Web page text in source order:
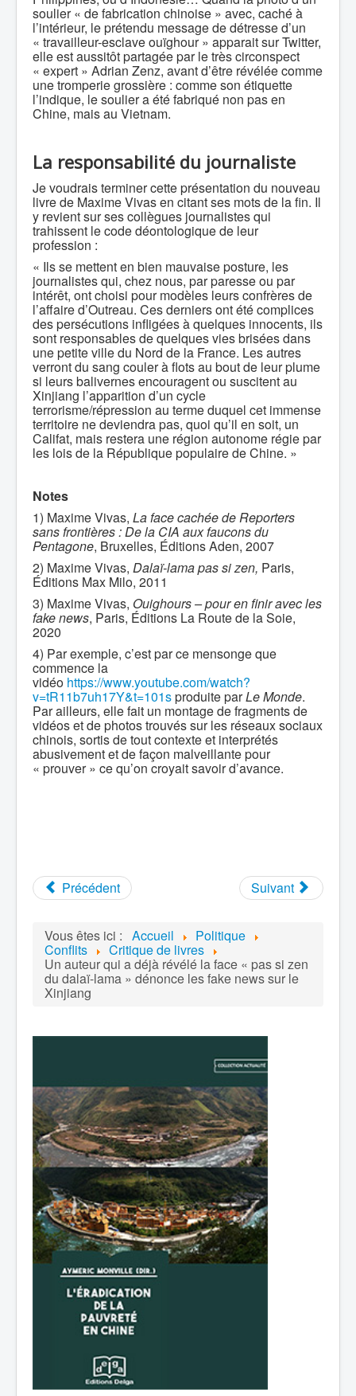
soulier « de fabrication chinoise » avec, caché à
l’intérieur, le prétendu message de détresse d’un
« travailleur-esclave ouïghour » apparait sur Twitter,
elle est aussitôt partagée par le très circonspect
« expert » Adrian Zenz, avant d’être révélée comme
une tromperie grossière : comme son étiquette
l’indique, le soulier a été fabriqué non pas en
Chine, mais au Vietnam.
La responsabilité du journaliste
Je voudrais terminer cette présentation du nouveau
livre de Maxime Vivas en citant ses mots de la fin. Il
y revient sur ses collègues journalistes qui
trahissent le code déontologique de leur
profession :
« Ils se mettent en bien mauvaise posture, les
journalistes qui, chez nous, par paresse ou par
intérêt, ont choisi pour modèles leurs confrères de
l’affaire d’Outreau. Ces derniers ont été complices
des persécutions infligées à quelques innocents, ils
sont responsables de quelques vies brisées dans
une petite ville du Nord de la France. Les autres
verront du sang couler à flots au bout de leur plume
si leurs balivernes encouragent ou suscitent au
Xinjiang l’apparition d’un cycle
terrorisme/répression au terme duquel cet immense
territoire ne deviendra pas, quoi qu’il en soit, un
Califat, mais restera une région autonome régie par
les lois de la République populaire de Chine. »
Notes
1) Maxime Vivas, La face cachée de Reporters
sans frontières : De la CIA aux faucons du
Pentagone, Bruxelles, Éditions Aden, 2007
2) Maxime Vivas, Dalaï-lama pas si zen, Paris,
Éditions Max Milo, 2011
3) Maxime Vivas, Ouighours – pour en finir avec les
fake news, Paris, Éditions La Route de la Soie,
2020
4) Par exemple, c’est par ce mensonge que
commence la
vidéo https://www.youtube.com/watch?
v=tR11b7uh17Y&t=101sproduite parLe Monde.
Par ailleurs, elle fait un montage de fragments de
vidéos et de photos trouvés sur les réseaux sociaux
chinois, sortis de tout contexte et interprétés
abusivement et de façon malveillante pour
« prouver » ce qu’on croyait savoir d’avance.
Précédent Suivant
Vous êtes ici : Accueil Politique
Conflits Critique de livres
Un auteur qui a déjà révélé la face « pas si zen
du dalaï-lama » dénonce les fake news sur le
Xinjiang